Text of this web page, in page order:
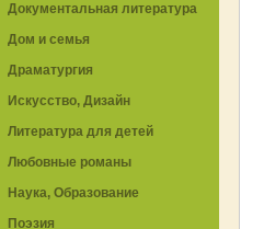
Документальная литература
Дом и семья
Драматургия
Искусство, Дизайн
Литература для детей
Любовные романы
Наука, Образование
Поэзия